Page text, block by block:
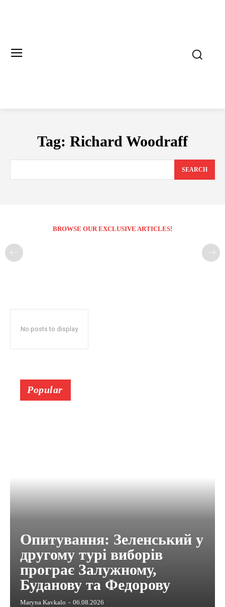
Tag: Richard Woodraff
SEARCH
BROWSE OUR EXCLUSIVE ARTICLES!
No posts to display
Popular
Опитування: Зеленський у
другому турі виборів
програє Залужному,
Буданову та Федорову
Maryna Kavkalo - 06.08.2026